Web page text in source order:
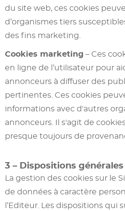
du site web, ces cookies
d’organismes tiers
des fins marketing.
Cookies marketing – Ces
en ligne de l’utilisateur pour
annonceurs à diffuser des
pertinentes. Ces cookies
informations avec d'autres
annonceurs. Il s'agit de
presque toujours de
3 – Dispositions générales
La gestion des cookies sur le
de données à caractère
l’Editeur. Les dispositions qui